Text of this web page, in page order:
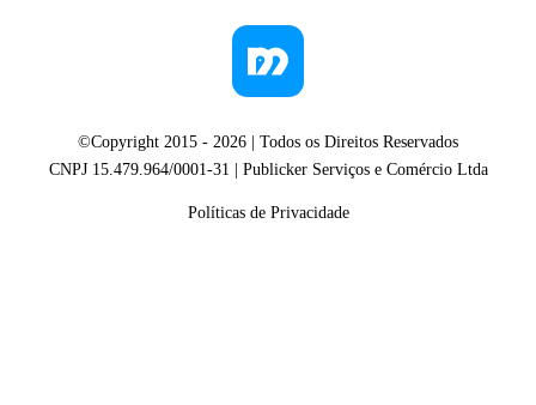
©Copyright 2015 - 2026 | Todos os Direitos Reservados
CNPJ 15.479.964/0001-31 | Publicker Serviços e Comércio Ltda
Políticas de Privacidade